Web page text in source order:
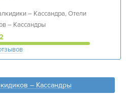
– Кассандра, Отели
– Кассандры
– Кассандры